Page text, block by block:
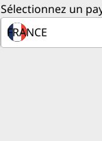
Sélectionnez un